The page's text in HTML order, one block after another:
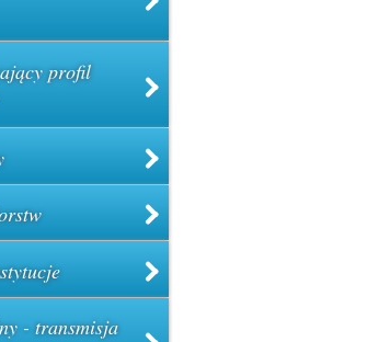
profil
- transmisja